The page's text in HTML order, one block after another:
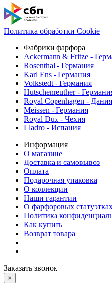
Политика обработки Cookie
Фабрики фарфора
Ackermann & Fritze -
Rosenthal - Германия
Karl Ens - Германия
Volkstedt - Германия
Hutschenreuther -
Royal Copenhagen - Дания
Meissen - Германия
Royal Dux - Чехия
Lladro - Испания
Информация
О магазине
Доставка и самовывоз
Оплата
Подарочная упаковка
О коллекции
Наши гарантии
О фарфоровых статуэтках
Политика
Как купить
Возврат товара
Заказать звонок
×